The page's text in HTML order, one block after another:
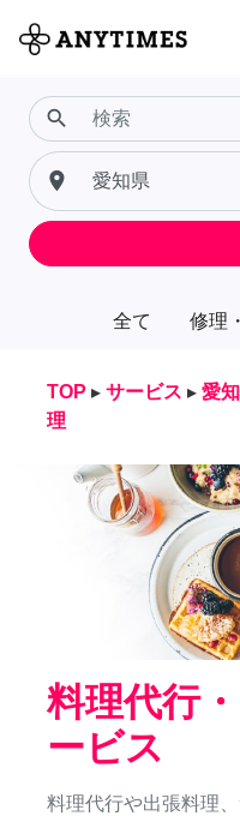
全て 修理
search
place
TOP ▸ サービス ▸ 愛
理
料理代行
ービス
料理代行や出張料理